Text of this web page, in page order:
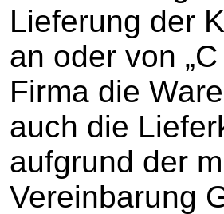
Lieferung der
an oder von
Firma die
auch die
aufgrund der
Vereinbarung